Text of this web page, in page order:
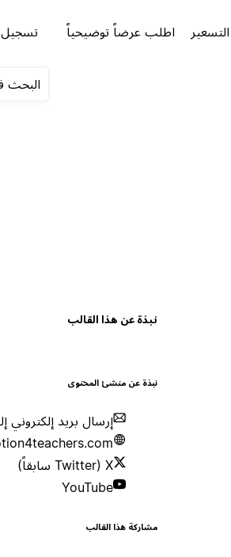
التسعير اطلب عرضاً توضيحياً تسجيل
نبذة عن هذا القالب
نبذة عن منشئ المحتوى
إرسال بريد
X (Twitter سابقاً)
YouTube
مشاركة هذا القالب